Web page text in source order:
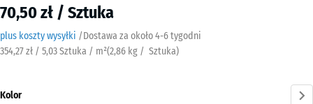
70,50 zł / Sztuka
plus koszty wysyłki /Dostawa za około4-6 tygodni
354,27 zł / 5,03 Sztuka / m²(2,86 kg / Sztuka)
Kolor